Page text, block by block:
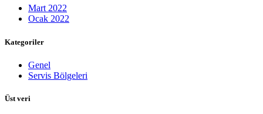
Mart 2022
Ocak 2022
Kategoriler
Genel
Servis Bölgeleri
Üst veri